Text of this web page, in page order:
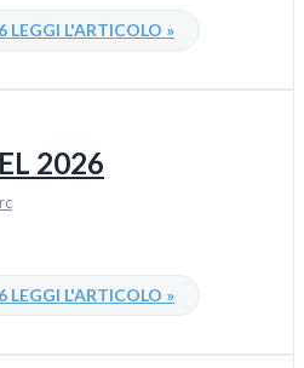
LEGGI L'ARTICOLO »
2026
LEGGI L'ARTICOLO »